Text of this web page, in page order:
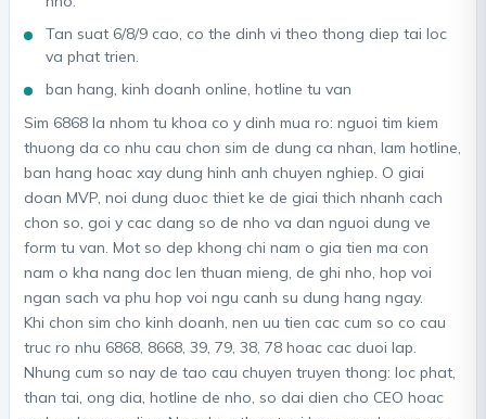
Tan suat 6/8/9 cao, co the dinh vi theo thong diep tai loc
va phat trien.
ban hang, kinh doanh online, hotline tu van
Sim 6868 la nhom tu khoa co y dinh mua ro: nguoi tim kiem
thuong da co nhu cau chon sim de dung ca nhan, lam hotline,
ban hang hoac xay dung hinh anh chuyen nghiep. O giai
doan MVP, noi dung duoc thiet ke de giai thich nhanh cach
chon so, goi y cac dang so de nho va dan nguoi dung ve
form tu van. Mot so dep khong chi nam o gia tien ma con
nam o kha nang doc len thuan mieng, de ghi nho, hop voi
ngan sach va phu hop voi ngu canh su dung hang ngay.
Khi chon sim cho kinh doanh, nen uu tien cac cum so co cau
truc ro nhu 6868, 8668, 39, 79, 38, 78 hoac cac duoi lap.
Nhung cum so nay de tao cau chuyen truyen thong: loc phat,
than tai, ong dia, hotline de nho, so dai dien cho CEO hoac